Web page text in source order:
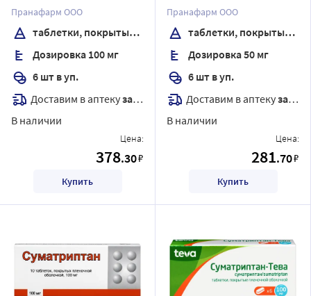
пленочной оболочкой
Пранафарм ООО
таблетки, покрытые пленочной оболочкой
Дозировка 100 мг
6 шт в уп.
Доставим в аптекузавтра
В наличии
Цена:
378.30₽
Купить
пленочной оболочкой
Пранафарм ООО
таблетки, покрытые пленочной оболочкой
Дозировка 50 мг
6 шт в уп.
Доставим в аптекузавтра
В наличии
Цена:
281.70₽
Купить